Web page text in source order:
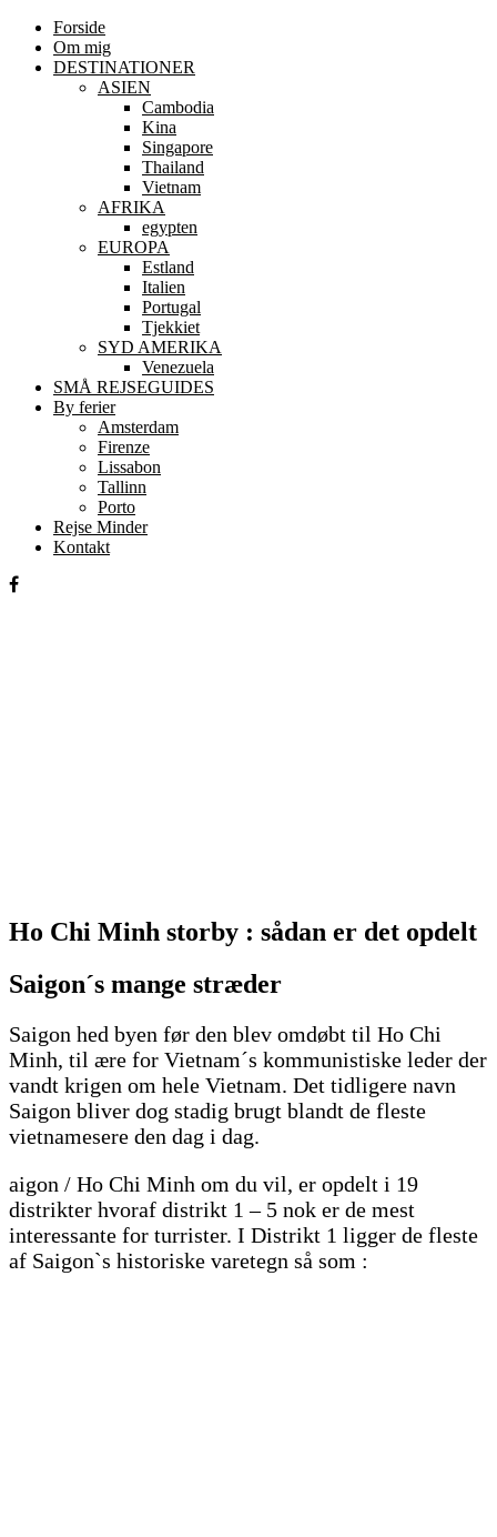
Forside
Om mig
DESTINATIONER
ASIEN
Cambodia
Kina
Singapore
Thailand
Vietnam
AFRIKA
egypten
EUROPA
Estland
Italien
Portugal
Tjekkiet
SYD AMERIKA
Venezuela
SMÅ REJSEGUIDES
By ferier
Amsterdam
Firenze
Lissabon
Tallinn
Porto
Rejse Minder
Kontakt
Ho Chi Minh storby : sådan er det opdelt
Saigon´s mange stræder
Saigon hed byen før den blev omdøbt til Ho Chi
Minh, til ære for Vietnam´s kommunistiske leder der
vandt krigen om hele Vietnam. Det tidligere navn
Saigon bliver dog stadig brugt blandt de fleste
vietnamesere den dag i dag.
aigon / Ho Chi Minh om du vil, er opdelt i 19
distrikter hvoraf distrikt 1 – 5 nok er de mest
interessante for turrister. I Distrikt 1 ligger de fleste
af Saigon`s historiske varetegn så som :